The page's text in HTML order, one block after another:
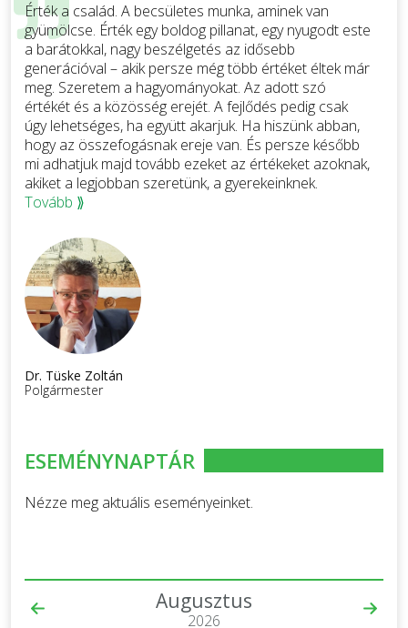
Érték a család. A becsületes munka, aminek van
gyümölcse. Érték egy boldog pillanat, egy nyugodt este
a barátokkal, nagy beszélgetés az idősebb
generációval – akik persze még több értéket éltek már
meg. Szeretem a hagyományokat. Az adott szó
értékét és a közösség erejét. A fejlődés pedig csak
úgy lehetséges, ha együtt akarjuk. Ha hiszünk abban,
hogy az összefogásnak ereje van. És persze később
mi adhatjuk majd tovább ezeket az értékeket azoknak,
akiket a legjobban szeretünk, a gyerekeinknek.
Tovább ⟫
Dr. Tüske Zoltán
Polgármester
ESEMÉNYNAPTÁR
Nézze meg aktuális eseményeinket.
Augusztus
2026